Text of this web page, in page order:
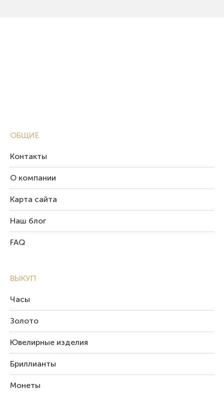
ОБЩИЕ
Контакты
О компании
Карта сайта
Наш блог
FAQ
ВЫКУП
Часы
Золото
Ювелирные изделия
Бриллианты
Монеты